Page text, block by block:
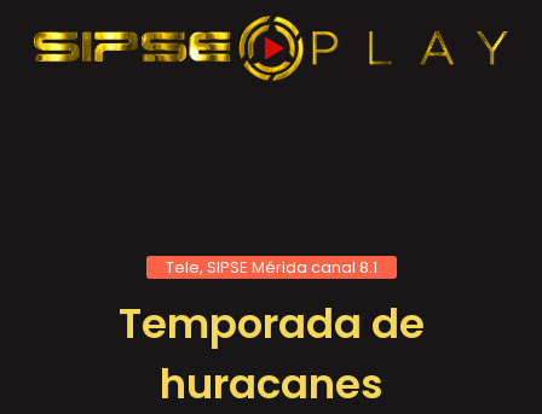
Tele, SIPSE Mérida canal 8.1
Temporada de
huracanes